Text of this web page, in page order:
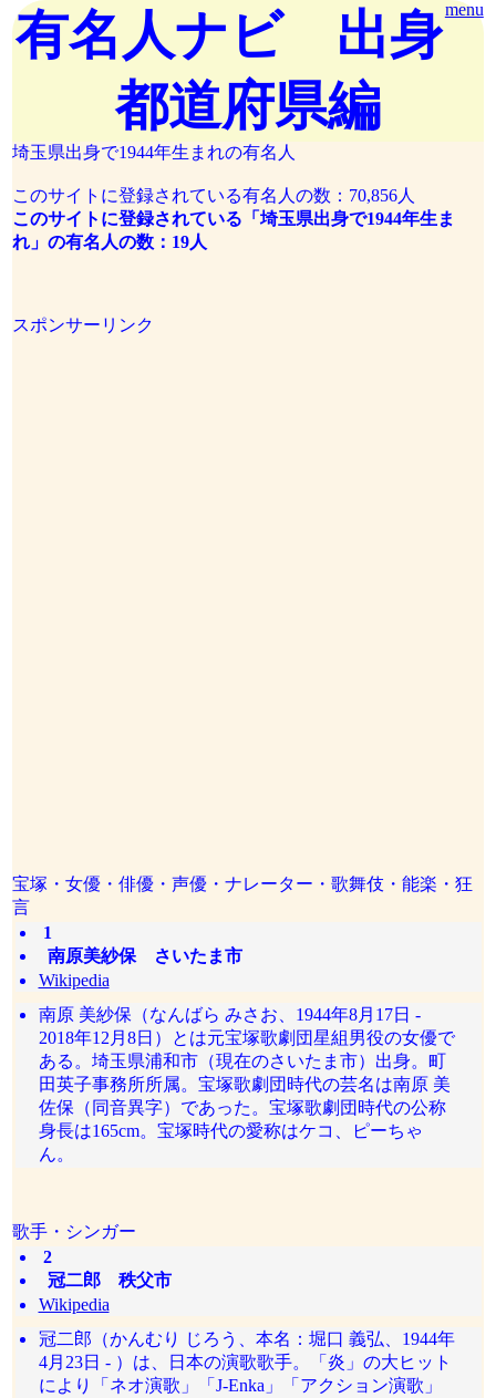
menu
有名人ナビ 出身
都道府県編
埼玉県出身で1944年生まれの有名人
このサイトに登録されている有名人の数：70,856人
このサイトに登録されている「埼玉県出身で1944年生ま
れ」の有名人の数：19人
スポンサーリンク
宝塚・女優・俳優・声優・ナレーター・歌舞伎・能楽・狂
言
1
南原美紗保 さいたま市
Wikipedia
南原 美紗保（なんばら みさお、1944年8月17日 -
2018年12月8日）とは元宝塚歌劇団星組男役の女優で
ある。埼玉県浦和市（現在のさいたま市）出身。町
田英子事務所所属。宝塚歌劇団時代の芸名は南原 美
佐保（同音異字）であった。宝塚歌劇団時代の公称
身長は165cm。宝塚時代の愛称はケコ、ピーちゃ
ん。
歌手・シンガー
2
冠二郎 秩父市
Wikipedia
冠二郎（かんむり じろう、本名：堀口 義弘、1944年
4月23日 - ）は、日本の演歌歌手。「炎」の大ヒット
により「ネオ演歌」「J-Enka」「アクション演歌」